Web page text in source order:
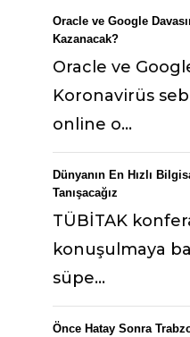
Oracle ve Google
Kazanacak?
Oracle ve
Koronavirüs
online o...
Dünyanın En Hızlı
Tanışacağız
TÜBİTAK
konuşulmaya
süpe...
Önce Hatay Sonra